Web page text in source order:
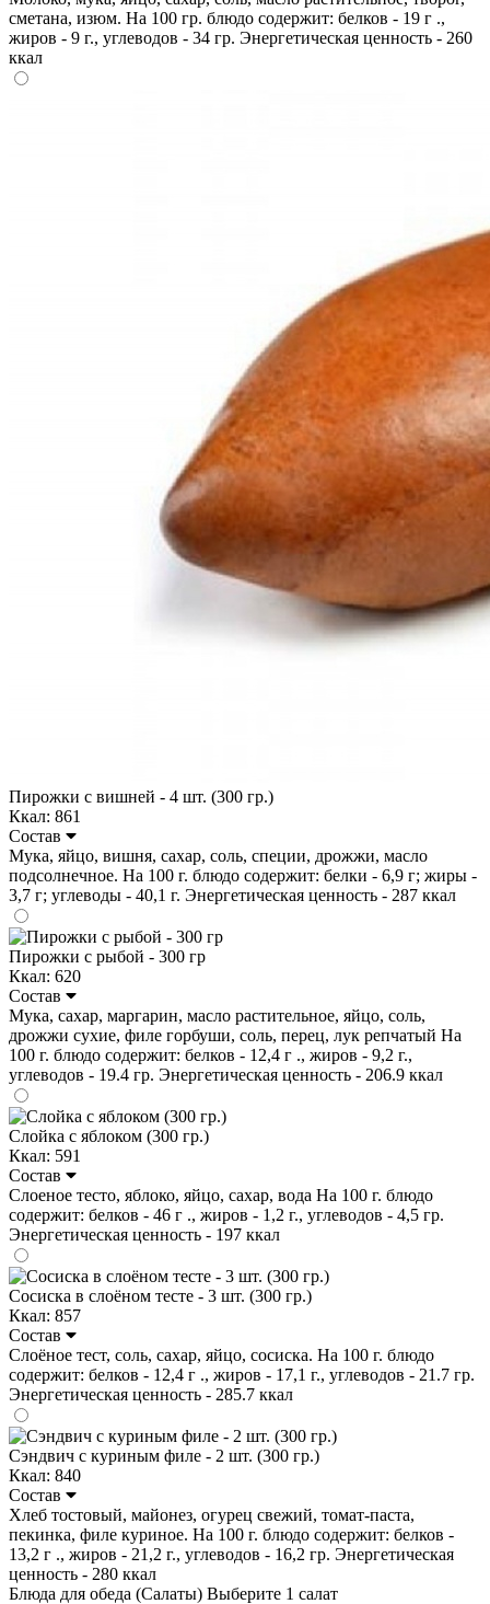
сметана, изюм. На 100 гр. блюдо содержит: белков - 19 г .,
жиров - 9 г., углеводов - 34 гр. Энергетическая ценность - 260
ккал
Пирожки с вишней - 4 шт. (300 гр.)
Ккал: 861
Состав
Мука, яйцо, вишня, сахар, соль, специи, дрожжи, масло
подсолнечное. На 100 г. блюдо содержит: белки - 6,9 г; жиры -
3,7 г; углеводы - 40,1 г. Энергетическая ценность - 287 ккал
Пирожки с рыбой - 300 гр
Ккал: 620
Состав
Мука, сахар, маргарин, масло растительное, яйцо, соль,
дрожжи сухие, филе горбуши, соль, перец, лук репчатый На
100 г. блюдо содержит: белков - 12,4 г ., жиров - 9,2 г.,
углеводов - 19.4 гр. Энергетическая ценность - 206.9 ккал
Слойка с яблоком (300 гр.)
Ккал: 591
Состав
Слоеное тесто, яблоко, яйцо, сахар, вода На 100 г. блюдо
содержит: белков - 46 г ., жиров - 1,2 г., углеводов - 4,5 гр.
Энергетическая ценность - 197 ккал
Сосиска в слоёном тесте - 3 шт. (300 гр.)
Ккал: 857
Состав
Слоёное тест, соль, сахар, яйцо, сосиска. На 100 г. блюдо
содержит: белков - 12,4 г ., жиров - 17,1 г., углеводов - 21.7 гр.
Энергетическая ценность - 285.7 ккал
Сэндвич с куриным филе - 2 шт. (300 гр.)
Ккал: 840
Состав
Хлеб тостовый, майонез, огурец свежий, томат-паста,
пекинка, филе куриное. На 100 г. блюдо содержит: белков -
13,2 г ., жиров - 21,2 г., углеводов - 16,2 гр. Энергетическая
ценность - 280 ккал
Блюда для обеда (Салаты) Выберите 1 салат